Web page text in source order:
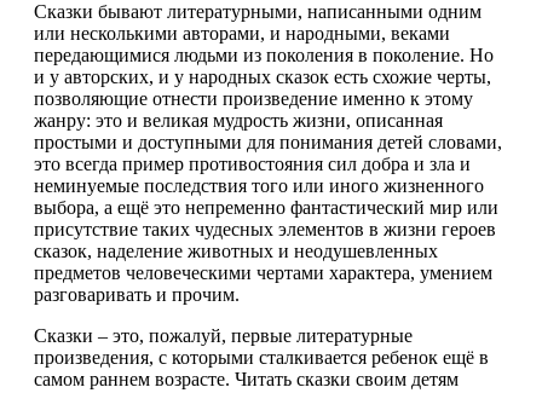
Сказки бывают литературными, написанными одним
или несколькими авторами, и народными, веками
передающимися людьми из поколения в поколение. Но
и у авторских, и у народных сказок есть схожие черты,
позволяющие отнести произведение именно к этому
жанру: это и великая мудрость жизни, описанная
простыми и доступными для понимания детей словами,
это всегда пример противостояния сил добра и зла и
неминуемые последствия того или иного жизненного
выбора, а ещё это непременно фантастический мир или
присутствие таких чудесных элементов в жизни героев
сказок, наделение животных и неодушевленных
предметов человеческими чертами характера, умением
разговаривать и прочим.
Сказки – это, пожалуй, первые литературные
произведения, с которыми сталкивается ребенок ещё в
самом раннем возрасте. Читать сказки своим детям